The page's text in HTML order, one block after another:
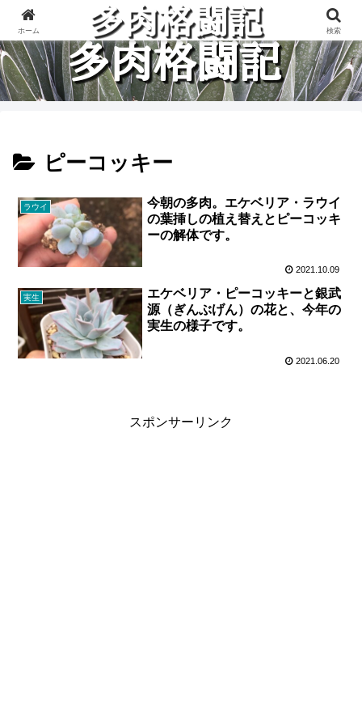
多肉植物と楽しく格闘している記録です。
ピーコッキー
ラウイ
今朝の多肉。エケベリア・ラウイ
の葉挿しの植え替えとピーコッキ
ーの解体です。
2021.10.09
実生
エケベリア・ピーコッキーと銀武
源（ぎんぶげん）の花と、今年の
実生の様子です。
2021.06.20
スポンサーリンク
ホーム 検索